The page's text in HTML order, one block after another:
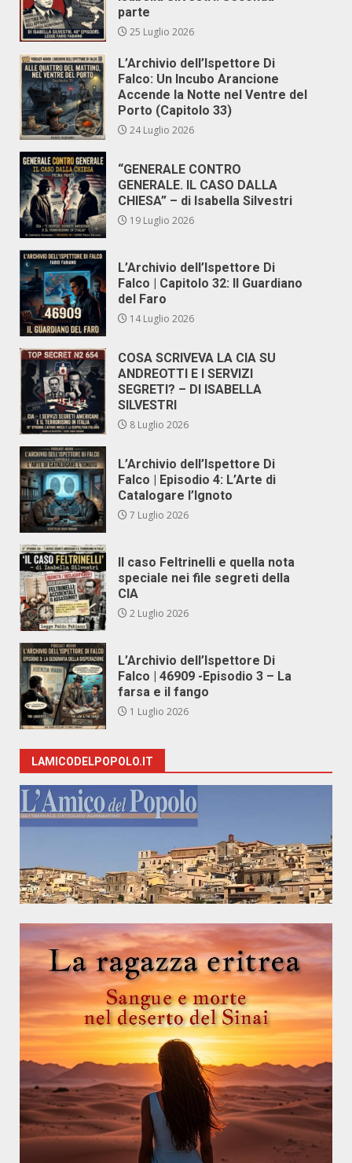
parte
25 Luglio 2026
L’Archivio dell’Ispettore Di
Falco: Un Incubo Arancione
Accende la Notte nel Ventre del
Porto (Capitolo 33)
24 Luglio 2026
“GENERALE CONTRO
GENERALE. IL CASO DALLA
CHIESA” – di Isabella Silvestri
19 Luglio 2026
L’Archivio dell’Ispettore Di
Falco | Capitolo 32: Il Guardiano
del Faro
14 Luglio 2026
COSA SCRIVEVA LA CIA SU
ANDREOTTI E I SERVIZI
SEGRETI? – DI ISABELLA
SILVESTRI
8 Luglio 2026
L’Archivio dell’Ispettore Di
Falco | Episodio 4: L’Arte di
Catalogare l’Ignoto
7 Luglio 2026
Il caso Feltrinelli e quella nota
speciale nei file segreti della
CIA
2 Luglio 2026
L’Archivio dell’Ispettore Di
Falco | 46909 -Episodio 3 – La
farsa e il fango
1 Luglio 2026
LAMICODELPOPOLO.IT